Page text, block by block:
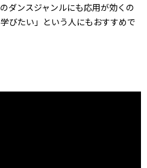
ダンスジャンルにも応用が効くの
びたい」という人にもおすすめで